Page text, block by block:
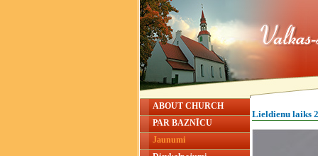
ABOUT CHURCH
PAR BAZNĪCU
Jaunumi
Lieldienu laiks